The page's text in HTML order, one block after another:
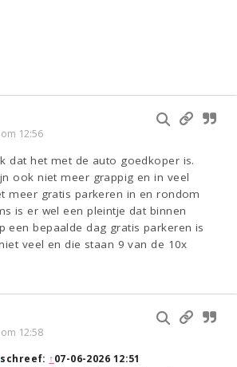
12:56
dat het met de auto goedkoper is.
ook niet meer grappig en in veel
meer gratis parkeren in en rondom
is er wel een pleintje dat binnen
een bepaalde dag gratis parkeren is
veel en die staan 9 van de 10x
12:58
schreef: ↑07-06-2026 12:51